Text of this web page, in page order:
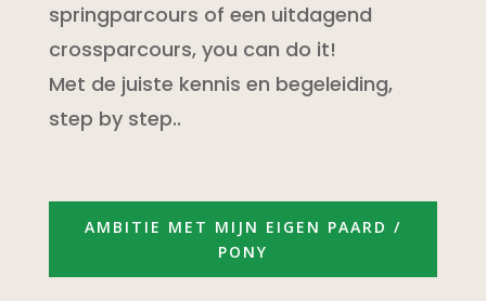
springparcours of een uitdagend
crossparcours, you can do it!
Met de juiste kennis en begeleiding,
step by step..
AMBITIE MET MIJN EIGEN PAARD /
PONY